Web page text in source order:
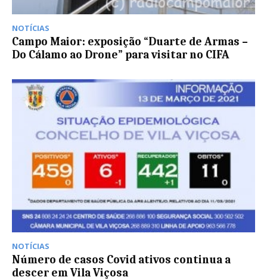
NOTÍCIAS
Campo Maior: exposição “Duarte de Armas –
Do Cálamo ao Drone” para visitar no CIFA
NOTÍCIAS
Número de casos Covid ativos continua a
descer em Vila Viçosa